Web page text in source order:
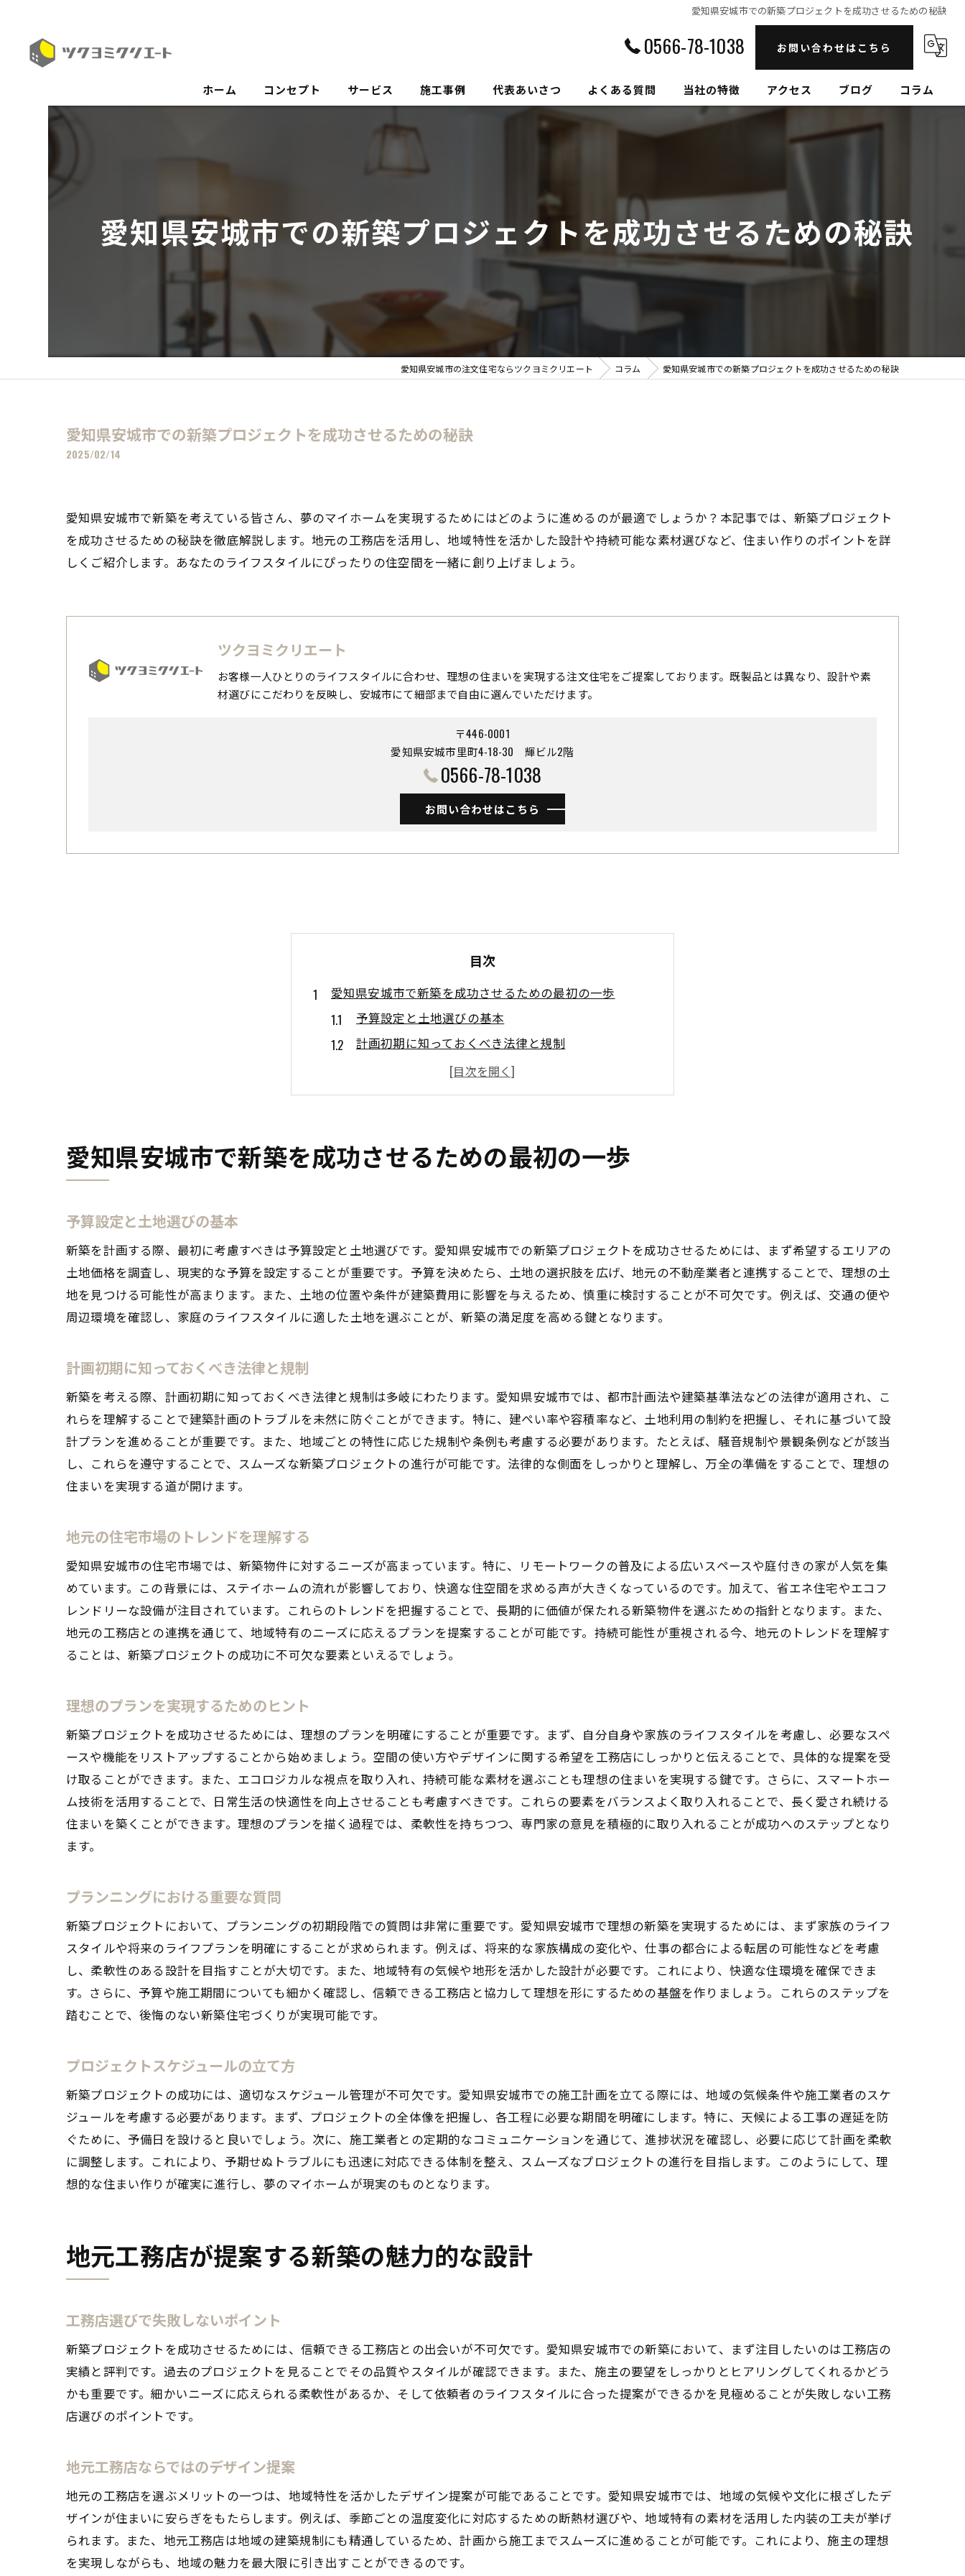
愛知県安城市での新築プロジェクトを成功させるための秘訣
0566-78-1038 お問い合わせはこちら
ホーム コンセプト サービス 施工事例 代表あいさつ よくある質問 当社の特徴
セルロースファイバー
健康住宅
アクセス ブログ コラム
愛知県安城市での新築プロジェクトを成功させるための秘訣
愛知県安城市の注文住宅ならツクヨミクリエート コラム 愛知県安城市での新築プロジェクトを成功させるための秘訣
愛知県安城市での新築プロジェクトを成功させるための秘訣
2025/02/14
愛知県安城市で新築を考えている皆さん、夢のマイホームを実現するためにはどのように進めるのが最適でしょうか？本記事では、新築プロジェクト
を成功させるための秘訣を徹底解説します。地元の工務店を活用し、地域特性を活かした設計や持続可能な素材選びなど、住まい作りのポイントを詳
しくご紹介します。あなたのライフスタイルにぴったりの住空間を一緒に創り上げましょう。
ツクヨミクリエート
お客様一人ひとりのライフスタイルに合わせ、理想の住まいを実現する注文住宅をご提案しております。既製品とは異なり、設計や素
材選びにこだわりを反映し、安城市にて細部まで自由に選んでいただけます。
〒446-0001
愛知県安城市里町4-18-30 ​​​​​​​輝ビル2階
0566-78-1038
お問い合わせはこちら
目次
愛知県安城市で新築を成功させるための最初の一歩
予算設定と土地選びの基本
計画初期に知っておくべき法律と規制
地元の住宅市場のトレンドを理解する
理想のプランを実現するためのヒント
プロジェクトスケジュールの立て方
地元工務店が提案する新築の魅力的な設計
安城市特有の建築スタイルを取り入れる方法
工務店とのコミュニケーション術
カスタム設計と標準設計の比較
デザイン契約時に気をつけること
地元資源を活かしたエコな素材
長持ちする素材とその特徴
地域特性を反映したインテリア選び
地元の職人が手がける伝統的な素材
公共交通機関とインフラ整備の現状
教育機関とその周辺環境のチェック
災害対策としての安全な立地選び
法規制と自治体サポートを理解する
生活動線を考慮したプランニング
趣味やライフスタイルを反映した空間
ペットと暮らすための住環境設計
働く場所を意識したホームオフィスの作り方
環境に優しい断熱材の選び方
省エネ性能を高める窓とドアの選定
地産地消を意識した素材の調達
持続可能な建築認定制度の活用
メンテナンスを考慮した素材選び
プロのアドバイスで理想を具体化
過去の成功事例から学ぶポイント
家族全員の意見を取り入れる方法
未来を見据えた拡張性のある設計
効果的なコミュニケーションを確立する
柔軟な対応力を持った工務店の選び方
契約時に注意するべきポイント
愛知県安城市で新築を成功させるための最初の一歩
予算設定と土地選びの基本
新築を計画する際、最初に考慮すべきは予算設定と土地選びです。愛知県安城市での新築プロジェクトを成功させるためには、まず希望するエリアの
土地価格を調査し、現実的な予算を設定することが重要です。予算を決めたら、土地の選択肢を広げ、地元の不動産業者と連携することで、理想の土
地を見つける可能性が高まります。また、土地の位置や条件が建築費用に影響を与えるため、慎重に検討することが不可欠です。例えば、交通の便や
周辺環境を確認し、家庭のライフスタイルに適した土地を選ぶことが、新築の満足度を高める鍵となります。
計画初期に知っておくべき法律と規制
新築を考える際、計画初期に知っておくべき法律と規制は多岐にわたります。愛知県安城市では、都市計画法や建築基準法などの法律が適用され、こ
れらを理解することで建築計画のトラブルを未然に防ぐことができます。特に、建ぺい率や容積率など、土地利用の制約を把握し、それに基づいて設
計プランを進めることが重要です。また、地域ごとの特性に応じた規制や条例も考慮する必要があります。たとえば、騒音規制や景観条例などが該当
し、これらを遵守することで、スムーズな新築プロジェクトの進行が可能です。法律的な側面をしっかりと理解し、万全の準備をすることで、理想の
住まいを実現する道が開けます。
地元の住宅市場のトレンドを理解する
愛知県安城市の住宅市場では、新築物件に対するニーズが高まっています。特に、リモートワークの普及による広いスペースや庭付きの家が人気を集
めています。この背景には、ステイホームの流れが影響しており、快適な住空間を求める声が大きくなっているのです。加えて、省エネ住宅やエコフ
レンドリーな設備が注目されています。これらのトレンドを把握することで、長期的に価値が保たれる新築物件を選ぶための指針となります。また、
地元の工務店との連携を通じて、地域特有のニーズに応えるプランを提案することが可能です。持続可能性が重視される今、地元のトレンドを理解す
ることは、新築プロジェクトの成功に不可欠な要素といえるでしょう。
理想のプランを実現するためのヒント
新築プロジェクトを成功させるためには、理想のプランを明確にすることが重要です。まず、自分自身や家族のライフスタイルを考慮し、必要なスペ
ースや機能をリストアップすることから始めましょう。空間の使い方やデザインに関する希望を工務店にしっかりと伝えることで、具体的な提案を受
け取ることができます。また、エコロジカルな視点を取り入れ、持続可能な素材を選ぶことも理想の住まいを実現する鍵です。さらに、スマートホー
ム技術を活用することで、日常生活の快適性を向上させることも考慮すべきです。これらの要素をバランスよく取り入れることで、長く愛され続ける
住まいを築くことができます。理想のプランを描く過程では、柔軟性を持ちつつ、専門家の意見を積極的に取り入れることが成功へのステップとなり
ます。
プランニングにおける重要な質問
新築プロジェクトにおいて、プランニングの初期段階での質問は非常に重要です。愛知県安城市で理想の新築を実現するためには、まず家族のライフ
スタイルや将来のライフプランを明確にすることが求められます。例えば、将来的な家族構成の変化や、仕事の都合による転居の可能性などを考慮
し、柔軟性のある設計を目指すことが大切です。また、地域特有の気候や地形を活かした設計が必要です。これにより、快適な住環境を確保できま
す。さらに、予算や施工期間についても細かく確認し、信頼できる工務店と協力して理想を形にするための基盤を作りましょう。これらのステップを
踏むことで、後悔のない新築住宅づくりが実現可能です。
プロジェクトスケジュールの立て方
新築プロジェクトの成功には、適切なスケジュール管理が不可欠です。愛知県安城市での施工計画を立てる際には、地域の気候条件や施工業者のスケ
ジュールを考慮する必要があります。まず、プロジェクトの全体像を把握し、各工程に必要な期間を明確にします。特に、天候による工事の遅延を防
ぐために、予備日を設けると良いでしょう。次に、施工業者との定期的なコミュニケーションを通じて、進捗状況を確認し、必要に応じて計画を柔軟
に調整します。これにより、予期せぬトラブルにも迅速に対応できる体制を整え、スムーズなプロジェクトの進行を目指します。このようにして、理
想的な住まい作りが確実に進行し、夢のマイホームが現実のものとなります。
地元工務店が提案する新築の魅力的な設計
工務店選びで失敗しないポイント
新築プロジェクトを成功させるためには、信頼できる工務店との出会いが不可欠です。愛知県安城市での新築において、まず注目したいのは工務店の
実績と評判です。過去のプロジェクトを見ることでその品質やスタイルが確認できます。また、施主の要望をしっかりとヒアリングしてくれるかどう
かも重要です。細かいニーズに応えられる柔軟性があるか、そして依頼者のライフスタイルに合った提案ができるかを見極めることが失敗しない工務
店選びのポイントです。
地元工務店ならではのデザイン提案
地元の工務店を選ぶメリットの一つは、地域特性を活かしたデザイン提案が可能であることです。愛知県安城市では、地域の気候や文化に根ざしたデ
ザインが住まいに安らぎをもたらします。例えば、季節ごとの温度変化に対応するための断熱材選びや、地域特有の素材を活用した内装の工夫が挙げ
られます。また、地元工務店は地域の建築規制にも精通しているため、計画から施工までスムーズに進めることが可能です。これにより、施主の理想
を実現しながらも、地域の魅力を最大限に引き出すことができるのです。